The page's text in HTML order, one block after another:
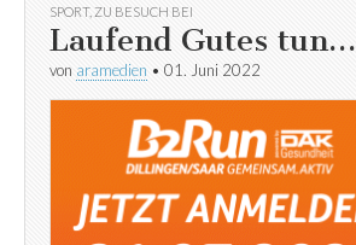
SPORT, ZU BESUCH BEI
Laufend Gutes tun…
von aramedien • 01. Juni 2022